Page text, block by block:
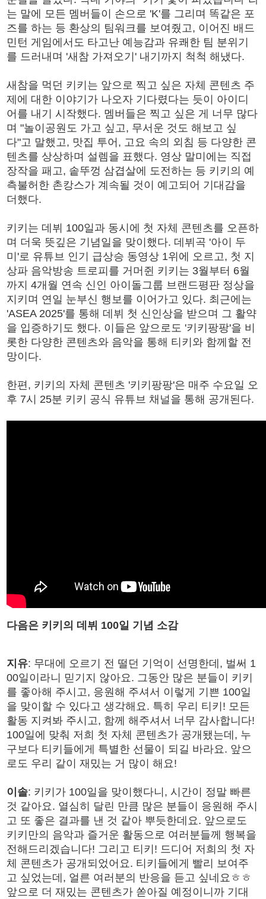
는 말에 모든 멤버들이 손으로 'K'를 그리며 똑같은 포
즈를 하는 등 환상의 팀워크를 보여줬고, 이어진 배드
민턴 게임에서도 타고난 예능감과 유쾌한 팀 분위기
를 드러내며 '새참 가져오기' 내기까지 척척 해냈다.
새참을 먹던 키키는 앞으로 찍고 싶은 자체 콘텐츠 주
제에 대한 이야기가 나오자 기다렸다는 듯이 아이디
어를 내기 시작했다. 멤버들은 찍고 싶은 게 너무 많다
며 "놀이공원도 가고 싶고, 무서운 것도 해보고 싶
다"고 말했고, 맛집 투어, 고요 속의 외침 등 다양한 콘
텐츠를 상상하며 설렘을 표했다. 영상 말미에는 직접
장작을 패고, 솥뚜껑 삼겹살에 도전하는 등 키키의 예
측불허한 촌캉스가 계속될 것이 예고되어 기대감을
더했다.
키키는 데뷔 100일과 동시에 첫 자체 콘텐츠를 오픈하
며 더욱 뜻깊은 기념일을 맞이했다. 데뷔곡 '아이 두
미'로 유튜브 인기 급상승 동영상 1위에 오르고, 첫 지
상파 음악방송 트로피를 거머쥔 키키는 3월부터 6월
까지 4개월 연속 신인 아이돌그룹 브랜드평판 정상을
지키며 연일 눈부신 행보를 이어가고 있다. 최근에는
'ASEA 2025'를 통해 데뷔 첫 신인상을 받으며 그 활약
을 입증하기도 했다. 이들은 앞으로도 '키키팡팡'을 비
롯한 다양한 콘텐츠와 음악을 통해 티키와 함께할 전
망이다.
한편, 키키의 자체 콘텐츠 '키키팡팡'은 매주 수요일 오
후 7시 25분 키키 공식 유튜브 채널을 통해 공개된다.
다음은 키키의 데뷔 100일 기념 소감
지유: 무대에 오르기 전 떨던 기억이 선명한데, 벌써 1
00일이라니 믿기지 않아요. 그동안 많은 분들이 키키
를 좋아해 주시고, 응원해 주셔서 이렇게 기쁜 100일
을 맞이할 수 있다고 생각해요. 특히 우리 티키! 모든
활동 지켜봐 주시고, 함께 해주셔서 너무 감사합니다!
100일에 맞춰 저희 첫 자체 콘텐츠가 공개됐는데, 누
구보다 티키들에게 특별한 선물이 되길 바라요. 앞으
로도 우리 같이 재밌는 거 많이 해요!
이솔: 키키가 100일을 맞이했다니, 시간이 정말 빠른
것 같아요. 열심히 달린 만큼 많은 분들이 응원해 주시
고 또 좋은 결과를 낸 것 같아 뿌듯한데요. 앞으로도
키키만의 음악과 즐거운 활동으로 여러분들께 행복을
전해드리겠습니다! 그리고 티키! 드디어 저희의 첫 자
체 콘텐츠가 공개되었어요. 티키들에게 빨리 보여주
고 싶었는데, 얼른 여러분의 반응을 듣고 싶네요ㅎㅎ
앞으로 더 재밌는 콘텐츠가 쏟아질 예정이니까 기대